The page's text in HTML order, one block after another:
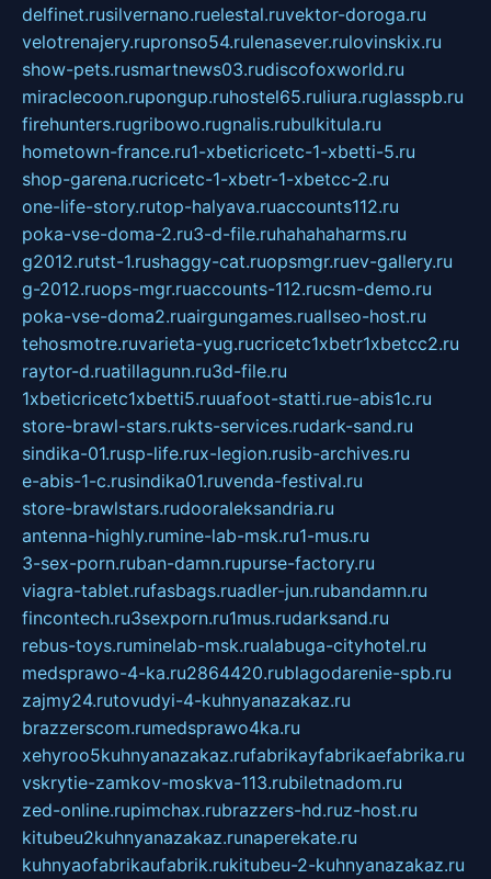
delfinet.rusilvernano.ruelestal.ruvektor-doroga.ru
velotrenajery.rupronso54.rulenasever.rulovinskix.ru
show-pets.rusmartnews03.rudiscofoxworld.ru
miraclecoon.rupongup.ruhostel65.ruliura.ruglasspb.ru
firehunters.rugribowo.rugnalis.rubulkitula.ru
hometown-france.ru1-xbeticricetc-1-xbetti-5.ru
shop-garena.rucricetc-1-xbetr-1-xbetcc-2.ru
one-life-story.rutop-halyava.ruaccounts112.ru
poka-vse-doma-2.ru3-d-file.ruhahahaharms.ru
g2012.rutst-1.rushaggy-cat.ruopsmgr.ruev-gallery.ru
g-2012.ruops-mgr.ruaccounts-112.rucsm-demo.ru
poka-vse-doma2.ruairgungames.ruallseo-host.ru
tehosmotre.ruvarieta-yug.rucricetc1xbetr1xbetcc2.ru
raytor-d.ruatillagunn.ru3d-file.ru
1xbeticricetc1xbetti5.ruuafoot-statti.rue-abis1c.ru
store-brawl-stars.rukts-services.rudark-sand.ru
sindika-01.rusp-life.rux-legion.rusib-archives.ru
e-abis-1-c.rusindika01.ruvenda-festival.ru
store-brawlstars.rudooraleksandria.ru
antenna-highly.rumine-lab-msk.ru1-mus.ru
3-sex-porn.ruban-damn.rupurse-factory.ru
viagra-tablet.rufasbags.ruadler-jun.rubandamn.ru
fincontech.ru3sexporn.ru1mus.rudarksand.ru
rebus-toys.ruminelab-msk.rualabuga-cityhotel.ru
medsprawo-4-ka.ru2864420.rublagodarenie-spb.ru
zajmy24.rutovudyi-4-kuhnyanazakaz.ru
brazzerscom.rumedsprawo4ka.ru
xehyroo5kuhnyanazakaz.rufabrikayfabrikaefabrika.ru
vskrytie-zamkov-moskva-113.rubiletnadom.ru
zed-online.rupimchax.rubrazzers-hd.ruz-host.ru
kitubeu2kuhnyanazakaz.runaperekate.ru
kuhnyaofabrikaufabrik.rukitubeu-2-kuhnyanazakaz.ru